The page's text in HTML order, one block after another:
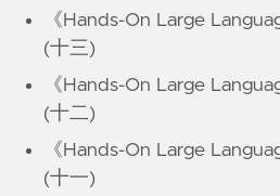
《Hands-On Large
(十三)
《Hands-On Large
(十二)
《Hands-On Large
(十一)